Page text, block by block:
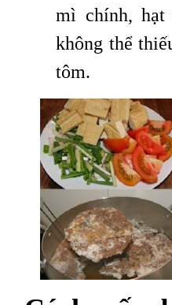
mì chính,
không thể
tôm.